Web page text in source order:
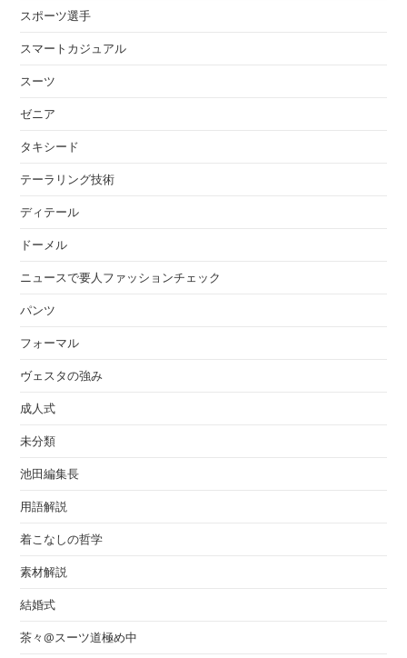
スポーツ選手
スマートカジュアル
スーツ
ゼニア
タキシード
テーラリング技術
ディテール
ドーメル
ニュースで要人ファッションチェック
パンツ
フォーマル
ヴェスタの強み
成人式
未分類
池田編集長
用語解説
着こなしの哲学
素材解説
結婚式
茶々@スーツ道極め中